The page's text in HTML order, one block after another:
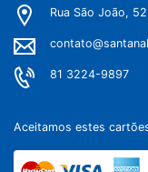
Rua São João,
81 3224-9897
Aceitamos estes